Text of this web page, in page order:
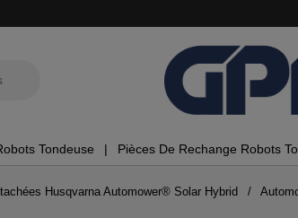
Tondeuse Pièces De Rechange Robots
Husqvarna Automower® Solar Hybrid